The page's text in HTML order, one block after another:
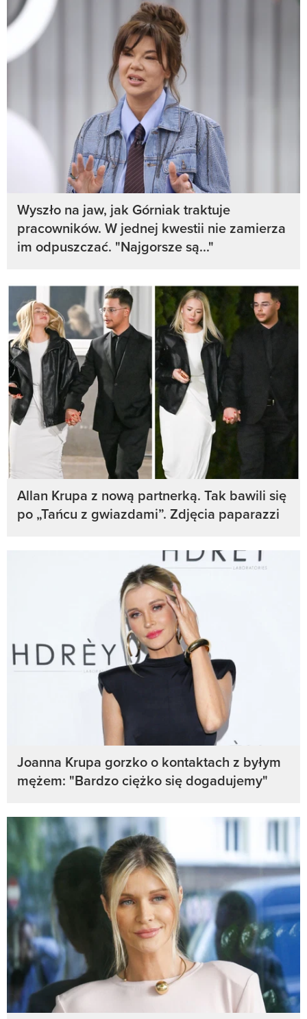
Wyszło na jaw, jak Górniak traktuje
pracowników. W jednej kwestii nie zamierza
im odpuszczać. "Najgorsze są..."
Allan Krupa z nową partnerką. Tak bawili się
po „Tańcu z gwiazdami”. Zdjęcia paparazzi
Joanna Krupa gorzko o kontaktach z byłym
mężem: "Bardzo ciężko się dogadujemy"